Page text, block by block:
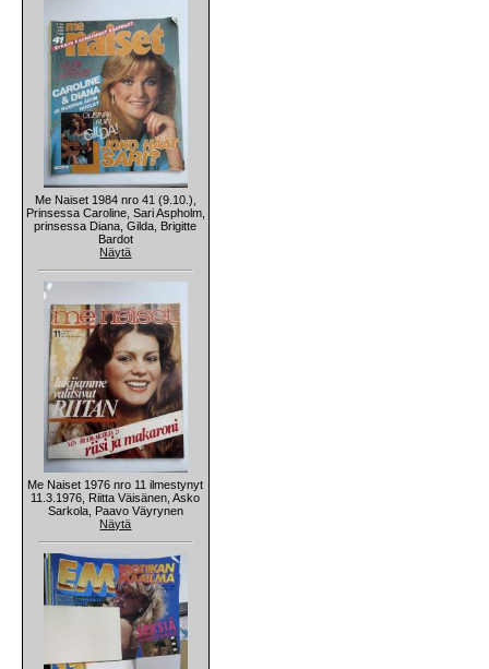
Me Naiset 1984 nro 41 (9.10.),
Prinsessa Caroline, Sari Aspholm,
prinsessa Diana, Gilda, Brigitte
Bardot
Näytä
Me Naiset 1976 nro 11 ilmestynyt
11.3.1976, Riitta Väisänen, Asko
Sarkola, Paavo Väyrynen
Näytä